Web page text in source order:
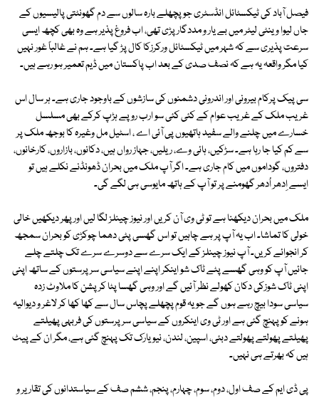
فیصل آباد کی ٹیکسٹائل انڈسٹری جو پچھلے بارہ سالوں سے دم گھونٹتی پالیسیوں کے
جاں لیوا وینٹی لیٹر میں بے یار و مددگار پڑی تھی، اب فروغ پذیر ہے وہ بھی کچھ ایسی
سرعت پذیری سے کہ شہر میں ٹیکسٹائل ورکرزکا کال پڑ گیا ہے۔ ہم نے غالباً غور نہیں
کیا مگر واقعہ یہ ہے کہ نصف صدی کے بعد اب پاکستان میں ڈیم تعمیر ہو رہے ہیں۔
سی پیک پرکام بیرونی اور اندرونی دشمنوں کی سازشوں کے باوجود جاری ہے۔ ہر سال اس
غریب ملک کے غریب عوام کے کئی کئی سو ارب روپے ہڑپ کرکے بھی مسلسل
خسارے میں چلنے والے سفید ہاتھیوں پی آئی اے ، اسٹیل مل وغیرہ کا بوجھ ملک پر
سے کم کیا جا رہا ہے۔ سڑکیں، ہائی وے، ریلیں، جہاز رواں ہیں، دکانوں، بازاروں، کارخانوں،
دفتروں، گوداموں میں کام جاری ہے۔ اگر آپ ملک میں بحران ڈھونڈنے نکلے ہیں تو
ایسے اِدھر اُدھر گھومنے پر تو آپ کے ہاتھ مایوسی ہی لگے گی۔
ملک میں بحران دیکھنا ہے تو ٹی وی آن کریں اور نیوز چینلز لگا لیں اور پھر دیکھیں خالی
خولی کا تماشا۔ اب یہ آپ پر ہے چاہیں تو اس گھسی پٹی دھما چوکڑی کو بحران سمجھ
کر انجوائے کریں۔ آپ نیوز چینلز کے ایک سرے سے دوسرے سرے تک چلتے چلے
جائیں آپ کو وہی گھسے پٹے ٹاک شو اینکر اپنے اپنے سیاسی سرپرستوں کے ساتھ اپنی
اپنی ٹاک شوزکی دکان کھولے نظر آئیں گے اور وہی گھسا پٹا کرپشن کا ملاوٹ زدہ
سیاسی سودا بیچ رہے ہوں گے جو یہ قوم پچھلے پچاس سال سے کھا کھا کر لاغر و دیوالیہ
ہونے کو پہنچ گئی ہے اور ٹی وی اینکروں کے سیاسی سرپرستوں کی فربہی پھیلتے
پھیلتے پھولتے پھولتے دبئی، اسپین، لندن، نیویارک تک پہنچ گئی ہے، مگر ان کے پیٹ
ہیں کہ بھرتے ہی نہیں۔
پی ڈی ایم کے صف اول، دوم، سوم، چہارم، پنجم، ششم صف کے سیاستدانوں کی تقاریر و